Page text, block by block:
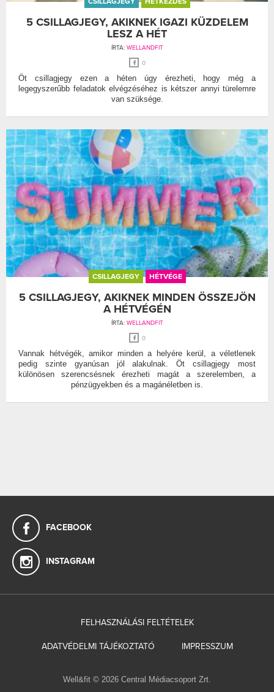
5 CSILLAGJEGY, AKIKNEK IGAZI KÜZDELEM
LESZ A HÉT
ÍRTA: WELLANDFIT
0
Öt csillagjegy ezen a héten úgy érezheti, hogy még a
legegyszerűbb feladatok elvégzéséhez is kétszer annyi türelemre
van szüksége.
CSILLAGJEGY HÉTVÉGE
5 CSILLAGJEGY, AKIKNEK MINDEN ÖSSZEJÖN
A HÉTVÉGÉN
ÍRTA: WELLANDFIT
0
Vannak hétvégék, amikor minden a helyére kerül, a véletlenek
pedig szinte gyanúsan jól alakulnak. Öt csillagjegy most
különösen szerencsésnek érezheti magát a szerelemben, a
pénzügyekben és a magánéletben is.
FACEBOOK
INSTAGRAM
FELHASZNÁLÁSI FELTÉTELEK
ADATVÉDELMI TÁJÉKOZTATÓ IMPRESSZUM
Well&fit © 2026 Central Médiacsoport Zrt.